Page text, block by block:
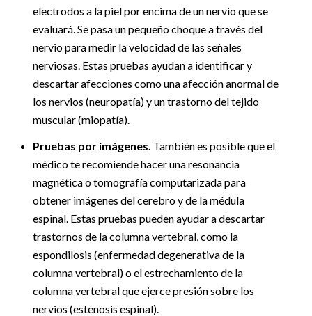
electrodos a la piel por encima de un nervio que se
evaluará. Se pasa un pequeño choque a través del
nervio para medir la velocidad de las señales
nerviosas. Estas pruebas ayudan a identificar y
descartar afecciones como una afección anormal de
los nervios (neuropatía) y un trastorno del tejido
muscular (miopatía).
Pruebas por imágenes. También es posible que el
médico te recomiende hacer una resonancia
magnética o tomografía computarizada para
obtener imágenes del cerebro y de la médula
espinal. Estas pruebas pueden ayudar a descartar
trastornos de la columna vertebral, como la
espondilosis (enfermedad degenerativa de la
columna vertebral) o el estrechamiento de la
columna vertebral que ejerce presión sobre los
nervios (estenosis espinal).